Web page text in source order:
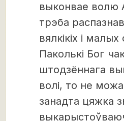
выконвае волю
трэба
вялкікіх і
Паколькі Бог
штодзённага
волі, то не
занадта цяжка